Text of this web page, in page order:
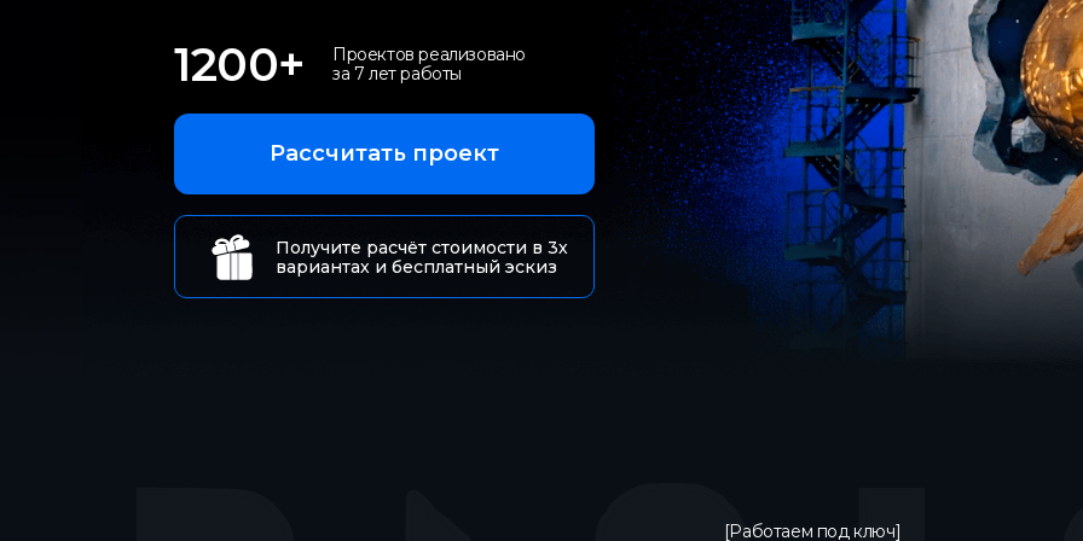
Получите расчёт стоимости в 3х
вариантах и бесплатный эскиз
1200+
Проектов реализовано
за 7 лет работы
Рассчитать проект
[Работаем под ключ]
200 - 500 м
60 - 100 м
затрудняюсь ответить